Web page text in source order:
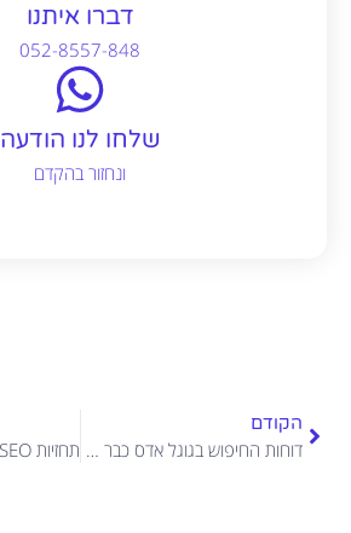
דברו איתנו
052-8557-848
שלחו לנו הודעה
ונחזור בהקדם
הקודם
דוחות החיפוש בגוגל אדס כבר לא מציגים את האמת? מה שכל בעל עסק חייב לדעת